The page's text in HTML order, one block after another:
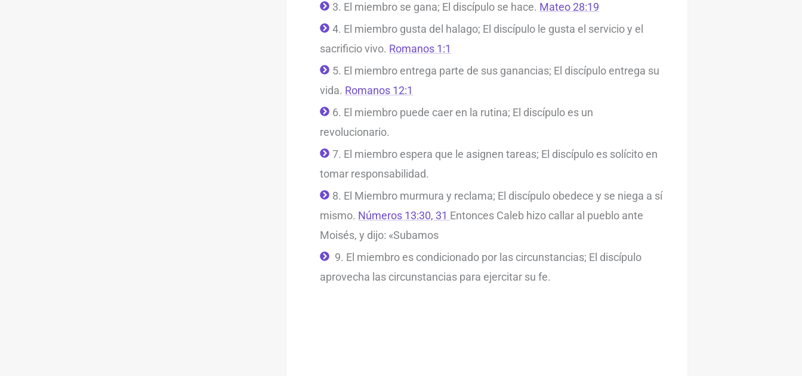
3. El miembro se gana; El discípulo se hace. Mateo 28:19
4. El miembro gusta del halago; El discípulo le gusta el servicio y el
sacrificio vivo. Romanos 1:1
5. El miembro entrega parte de sus ganancias; El discípulo entrega su
vida. Romanos 12:1
6. El miembro puede caer en la rutina; El discípulo es un
revolucionario.
7. El miembro espera que le asignen tareas; El discípulo es solícito en
tomar responsabilidad.
8. El Miembro murmura y reclama; El discípulo obedece y se niega a sí
mismo. Números 13:30, 31 Entonces Caleb hizo callar al pueblo ante
Moisés, y dijo: «Subamos
9. El miembro es condicionado por las circunstancias; El discípulo
aprovecha las circunstancias para ejercitar su fe.